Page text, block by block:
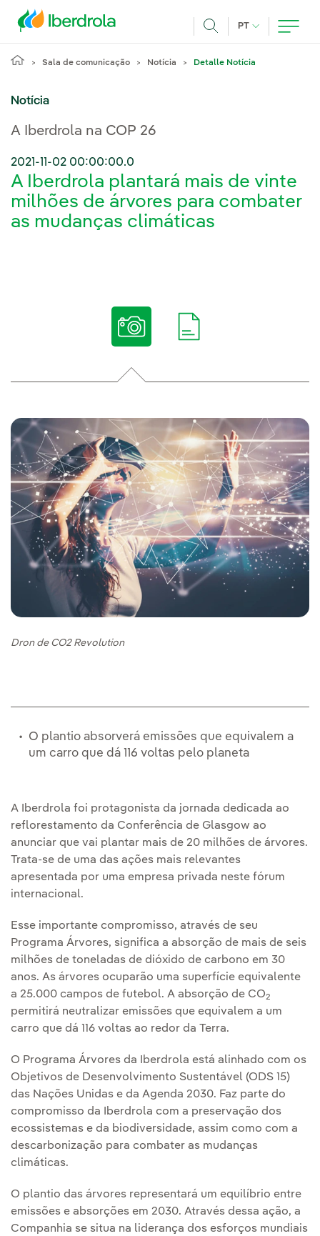
PT IDIOMA ATUAL,
Sala de comunicação Notícia Detalle Notícia
Notícia
A Iberdrola na COP 26
2021-11-02 00:00:00.0
A Iberdrola plantará mais de vinte
milhões de árvores para combater
as mudanças climáticas
Dron de CO2 Revolution
O plantio absorverá emissões que equivalem a
um carro que dá 116 voltas pelo planeta
A Iberdrola foi protagonista da jornada dedicada ao
reflorestamento da Conferência de Glasgow ao
anunciar que vai plantar mais de 20 milhões de árvores.
Trata-se de uma das ações mais relevantes
apresentada por uma empresa privada neste fórum
internacional.
Esse importante compromisso, através de seu
Programa Árvores, significa a absorção de mais de seis
milhões de toneladas de dióxido de carbono em 30
anos. As árvores ocuparão uma superfície equivalente
a 25.000 campos de futebol. A absorção de CO2
permitirá neutralizar emissões que equivalem a um
carro que dá 116 voltas ao redor da Terra.
O Programa Árvores da Iberdrola está alinhado com os
Objetivos de Desenvolvimento Sustentável (ODS 15)
das Nações Unidas e da Agenda 2030. Faz parte do
compromisso da Iberdrola com a preservação dos
ecossistemas e da biodiversidade, assim como com a
descarbonização para combater as mudanças
climáticas.
O plantio das árvores representará um equilíbrio entre
emissões e absorções em 2030. Através dessa ação, a
Companhia se situa na liderança dos esforços mundiais